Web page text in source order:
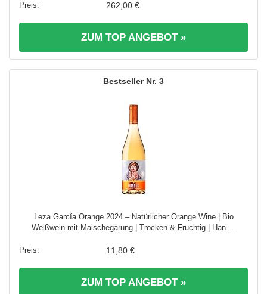
262,00 €
ZUM TOP ANGEBOT »
3
Leza García Orange 2024 – Natürlicher Orange Wine | Bio
Weißwein mit Maischegärung | Trocken & Fruchtig | Han ...
11,80 €
ZUM TOP ANGEBOT »